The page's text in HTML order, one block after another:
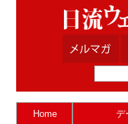
Home デ